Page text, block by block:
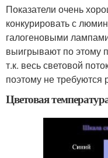
Показатели очень
конкурировать с
галогеновыми
выигрывают по этому
т.к. весь световой
поэтому не требуются
Цветовая